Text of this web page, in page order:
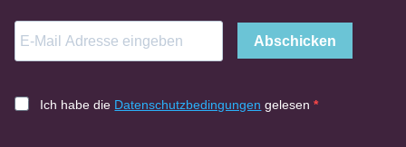
Abschicken
Ich habe die Datenschutzbedingungen gelesen